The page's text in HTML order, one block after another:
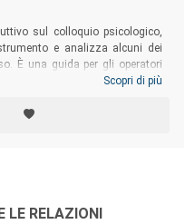
sul colloquio psicologico,
e analizza alcuni dei
È una guida per gli operatori
a intervenire nelle relazioni
comunicazione verbale e che
individui e su gruppi. Dopo
casi clinici.
Scopri di più
LE RELAZIONI